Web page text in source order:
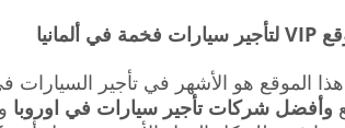
الموقع هو الأشهر في تأجير
وأفضل شركات تأجير سيارات في اوروبا